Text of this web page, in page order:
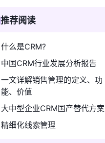
推荐阅读
什么是CRM?
中国CRM行业发展分析报告
一文详解销售管理的定义、功
能、价值
大中型企业CRM国产替代方案
精细化线索管理